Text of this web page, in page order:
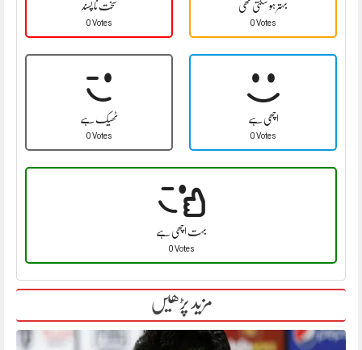
سخت نا پسند
0 Votes
بہتر ہو سکتی تھی
0 Votes
ٹھیک ہے
0 Votes
اچھی ہے
0 Votes
بہت اچھی ہے
0 Votes
مزید پڑھیں